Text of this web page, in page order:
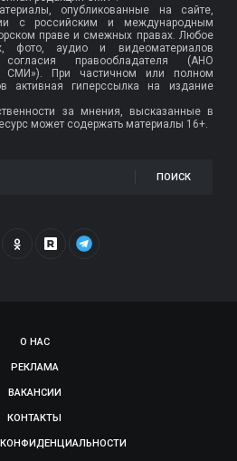
опубликованные на сайте,
с российским и международным
праве и смежных правах. Любое
фото, аудио и видеоматериалов
правообладателя (АНО
СМИ»). При частичном или полном
активная гиперссылка на издание
за мнения, высказанные в
может содержать материалы 16+.
ПОИСК
О НАС
РЕКЛАМА
ВАКАНСИИ
КОНТАКТЫ